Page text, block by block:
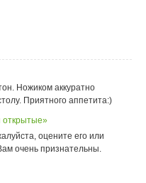
Ножиком аккуратно
Приятного аппетита:)
открытые»
оцените его или
очень признательны.